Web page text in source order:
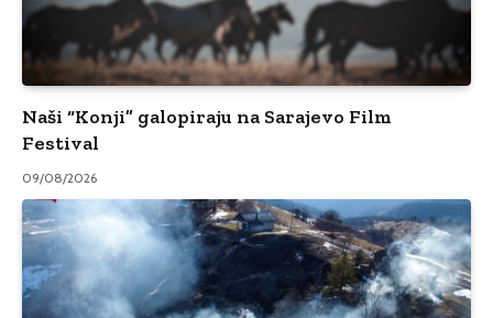
Naši “Konji” galopiraju na Sarajevo Film
Festival
09/08/2026